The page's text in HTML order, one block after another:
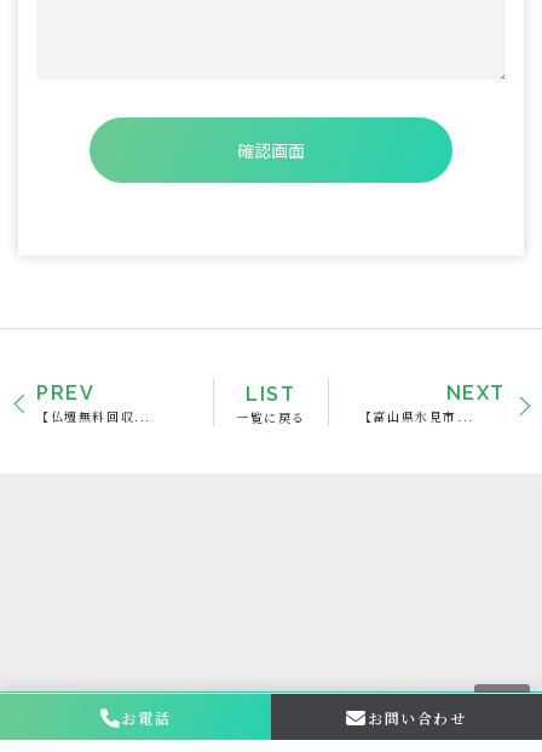
PREV
【仏壇無料回収...
LIST
一覧に戻る
NEXT
【富山県氷見市...
お問い合わせ・ 相談はこちら
お電話 お問い合わせ